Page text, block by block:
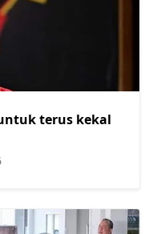
terus kekal